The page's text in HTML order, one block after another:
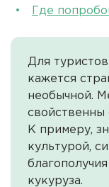
Где
Для
кажется
необычной.
свойственны
К примеру,
культурой,
кукуруза.